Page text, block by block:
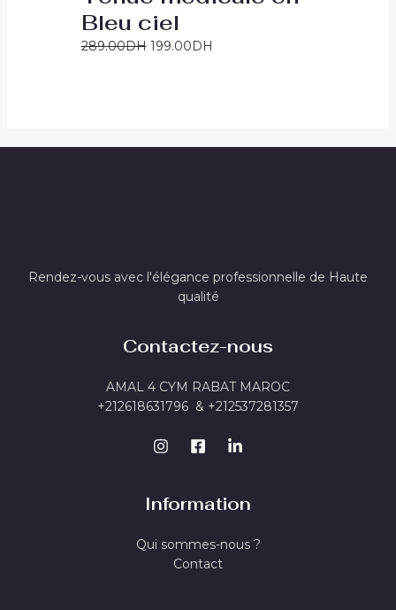
Bleu ciel
289.00DH 199.00DH
Rendez-vous avec l'élégance professionnelle de Haute
qualité
Contactez-nous
AMAL 4 CYM RABAT MAROC
+212618631796 & +212537281357
Information
Qui sommes-nous ?
Contact